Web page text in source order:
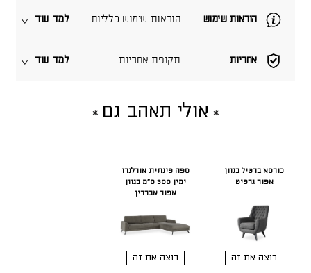
אחריות תקופת אחריות למד עוד
הוראות שימוש הוראות שימוש כלליות למד עוד
אולי תאהב גם
כורסא ברטיל בגוון
אפור גרפיט
רוצה את זה
ספה פינתית אורלנדו
ימין 300 ס"מ בגוון
אפור אברדין
רוצה את זה